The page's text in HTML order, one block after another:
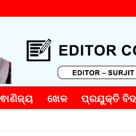
ଵାଣିଜ୍ୟ ଖେଳ ପ୍ରଯୁକ୍ତି